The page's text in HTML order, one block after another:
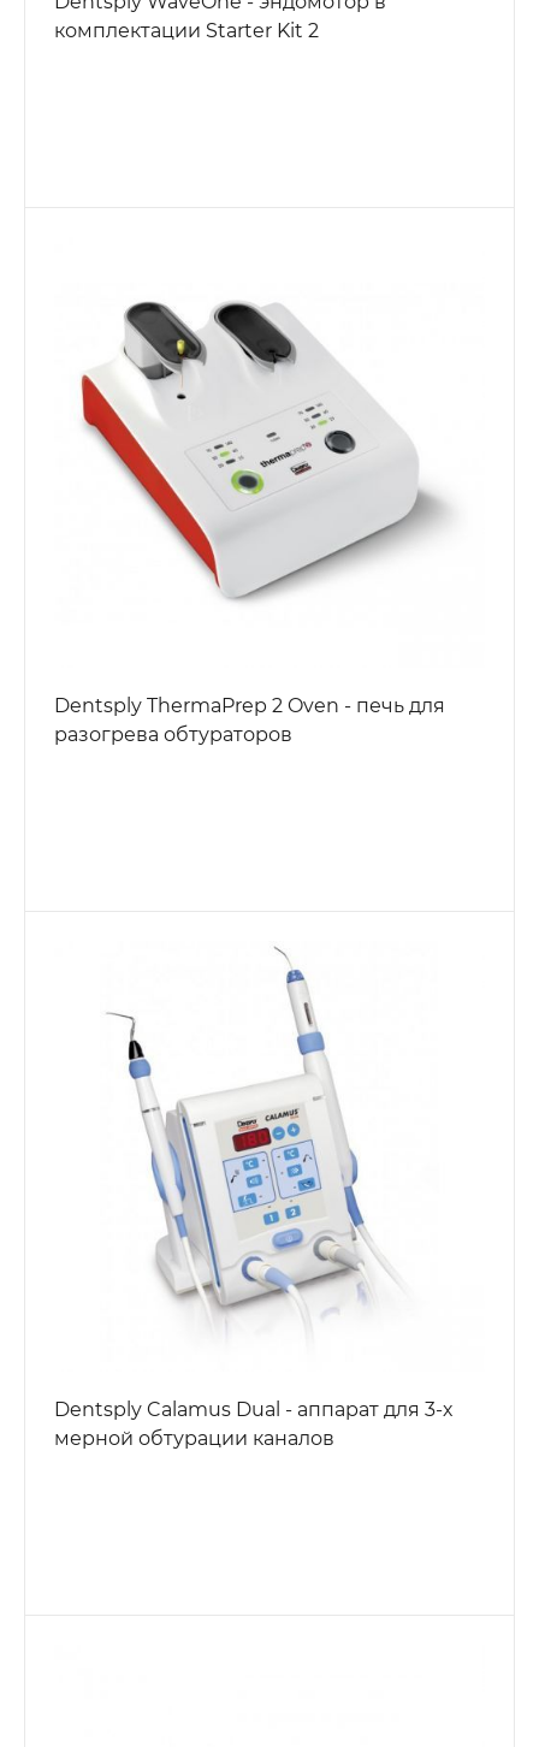
комплектации Starter Kit 2
Dentsply ThermaPrep 2 Oven - печь для
разогрева обтураторов
Dentsply Calamus Dual - аппарат для 3-х
мерной обтурации каналов